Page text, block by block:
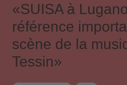
«SUISA à
référence
scène de la
Tessin»